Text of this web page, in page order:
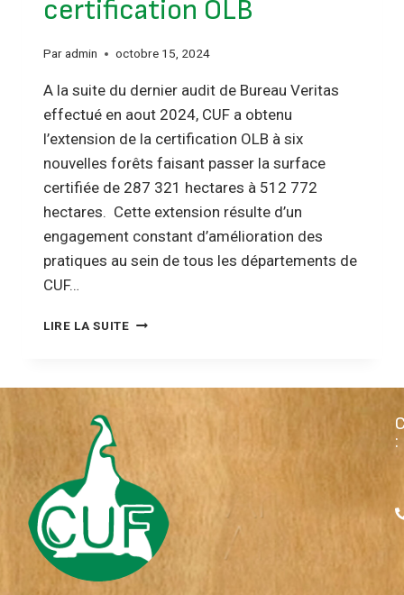
certification OLB
Paradmin octobre 15, 2024
A la suite du dernier audit de Bureau Veritas
effectué en aout 2024, CUF a obtenu
l’extension de la certification OLB à six
nouvelles forêts faisant passer la surface
certifiée de 287 321 hectares à 512 772
hectares. Cette extension résulte d’un
engagement constant d’amélioration des
pratiques au sein de tous les départements de
CUF…
LIRE LA SUITE
: